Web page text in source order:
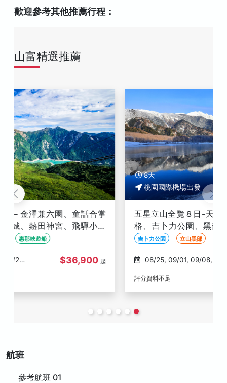
歡迎參考其他推薦行程：
山富精選推薦
8天
桃園國際機場出發
五星立山全覽８日-天空塔王子、犬山有樂苑英迪
格、吉卜力公園、黑部峽谷火車、兼六園、合掌
村、上高地、鰻魚三吃、螃蟹吃到飽
吉卜力公園
08/25, 09/01, 09/08, 09/15 $69,900 起
航班
參考航班 01